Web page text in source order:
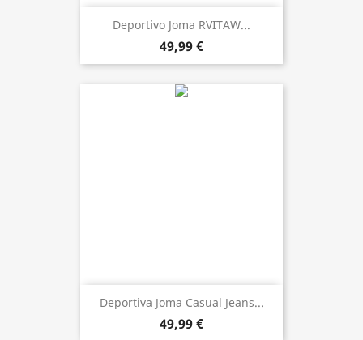
Deportivo Joma RVITAW...
49,99 €
Deportiva Joma Casual Jeans...
49,99 €